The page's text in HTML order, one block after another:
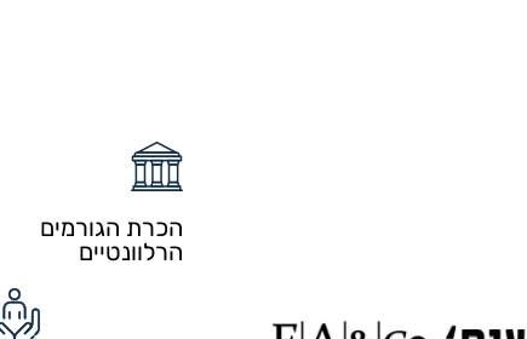
הכרת הגורמים
הרלוונטיים